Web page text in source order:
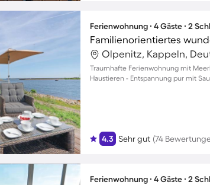
Ferienwohnung ∙ 4 Gäste ∙ 2
Olpenitz, Kappeln,
Traumhafte Ferienwohnung mit
Haustieren - Entspannung pur mit
4.3 Sehr gut (74
Ferienwohnung ∙ 4 Gäste ∙ 2